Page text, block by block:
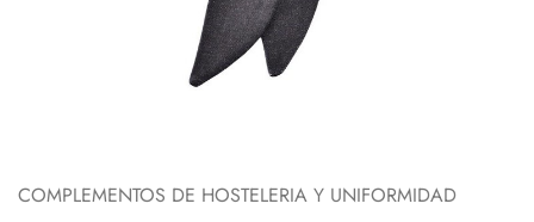
COMPLEMENTOS DE HOSTELERIA Y UNIFORMIDAD